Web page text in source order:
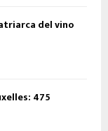
del vino
475